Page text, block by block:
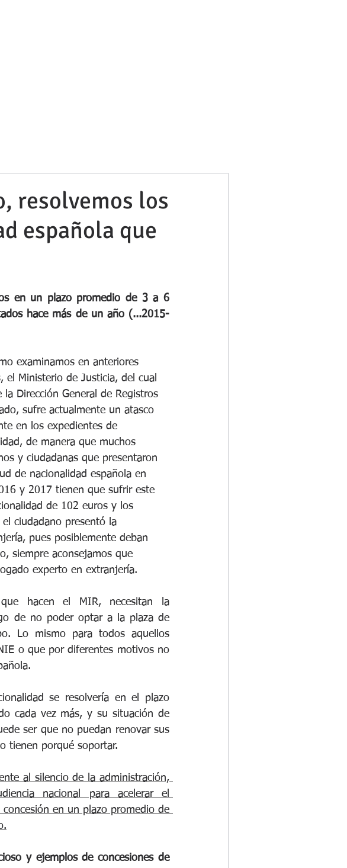
resolvemos los
española que
en un plazo promedio de 3 a 6
hace más de un año (...2015-
examinamos en anteriores
el Ministerio de Justicia, del cual
la Dirección General de Registros
sufre actualmente un atasco
en los expedientes de
de manera que muchos
y ciudadanas que presentaron
de nacionalidad española en
y 2017 tienen que sufrir este
de 102 euros y los
ciudadano presentó la
pues posiblemente deban
siempre aconsejamos que
experto en extranjería.
que hacen el MIR, necesitan la
de no poder optar a la plaza de
Lo mismo para todos aquellos
o que por diferentes motivos no
se resolvería en el plazo
cada vez más, y su situación de
ser que no puedan renovar sus
tienen porqué soportar.
al silencio de la administración,
nacional para acelerar el
en un plazo promedio de
y ejemplos de concesiones de